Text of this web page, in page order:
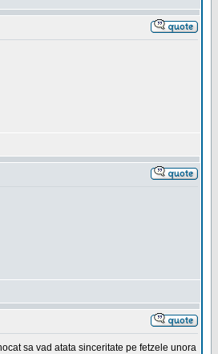
sa vad atata sinceritate pe fetzele unora